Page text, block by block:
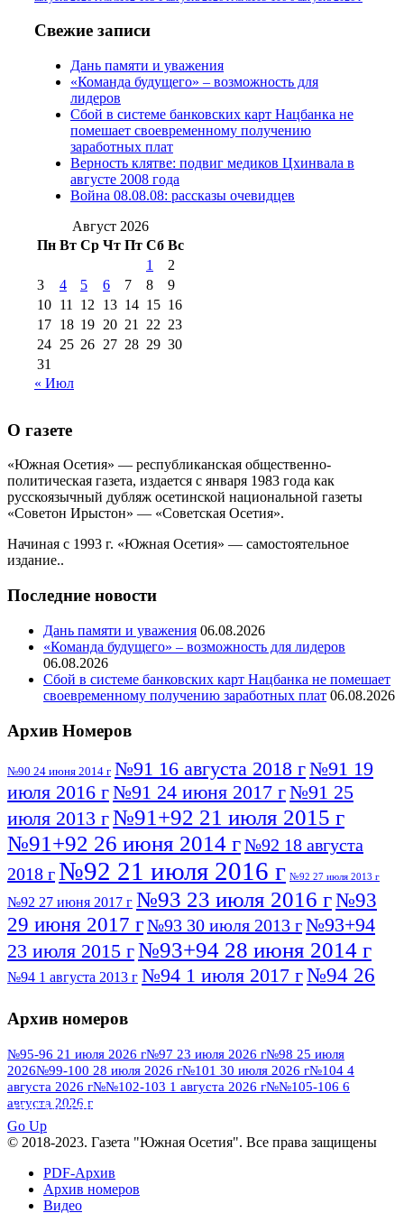
июля 2017 г
2012 г(15)№97 30 июля 2015 г
(15)№98 1 августа 2015 г
августа 2016 г(10)№98 5 июля 2014 г(10)
№98 8 августа 2013 г
августа 2012 г(14)
2017 г(9)
№99 4 августа
2016 г(12) №99 8 июля 2014 г
августа 2012 г(11)
августа 2013 г
(12)
Свежие записи
Дань памяти и уважения
«Команда будущего» – возможность для
лидеров
Сбой в системе банковских карт Нацбанка не
помешает своевременному получению
заработных плат
Верность клятве: подвиг медиков Цхинвала в
августе 2008 года
Война 08.08.08: рассказы очевидцев
Август 2026
Пн Вт Ср Чт Пт Сб Вс
1
2
3
4 5 6 7 8
9
10 11 12 13 14 15 16
17 18 19 20 21 22 23
24 25 26 27 28 29 30
31
« Июл
О газете
«Южная Осетия» — республиканская общественно-
политическая газета, издается с января 1983 года как
русскоязычный дубляж осетинской национальной газеты
«Советон Ирыстон» — «Советская Осетия».
Начиная с 1993 г. «Южная Осетия» — самостоятельное
издание..
Последние новости
Дань памяти и уважения 06.08.2026
«Команда будущего» – возможность для лидеров
06.08.2026
Сбой в системе банковских карт Нацбанка не помешает
своевременному получению заработных плат 06.08.2026
Архив Номеров
№90 24 июня 2014 г №91 16 августа 2018 г№91 19
июля 2016 г№91 24 июня 2017 г№91 25
июля 2013 г№91+92 21 июля 2015 г
№91+92 26 июня 2014 г№92 18 августа
2018 г№92 21 июля 2016 г №92 27 июля 2013 г
№92 27 июня 2017 г №93 23 июля 2016 г№93
29 июня 2017 г№93 30 июля 2013 г№93+94
23 июля 2015 г№93+94 28 июня 2014 г
№94 1 августа 2013 г №94 1 июля 2017 г№94 26
№95 7 августа 2012 г
№95 28 июля 2016 г№95+96 3 августа
2013 г№96 6 июля 2017 г№96 9 августа
2012 г №96 28 июля 2015 г
№96+97 30 июля 2016 г
№97 11 августа 2012 г
№97 30 июля 2015 г
Архив номеров
№95-96 21 июля 2026 г№97 23 июля 2026 г№98 25 июля
2026№99-100 28 июля 2026 г№101 30 июля 2026 г№104 4
августа 2026 г№№102-103 1 августа 2026 г№№105-106 6
августа 2026 г
ПОСМОТРЕТЬ ВСЕ
Go Up
© 2018-2023. Газета "Южная Осетия". Все права защищены
PDF-Архив
Архив номеров
Видео